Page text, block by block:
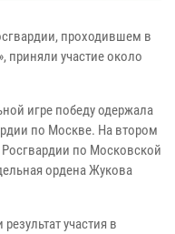
проходившем в
приняли участие около
игре победу одержала
по Москве. На втором
по Московской
ордена Жукова
участия в